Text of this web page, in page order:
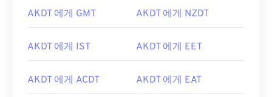
AKDT 에게 GMT AKDT 에게 NZDT
AKDT 에게 IST AKDT 에게 EET
AKDT 에게 ACDT AKDT 에게 EAT